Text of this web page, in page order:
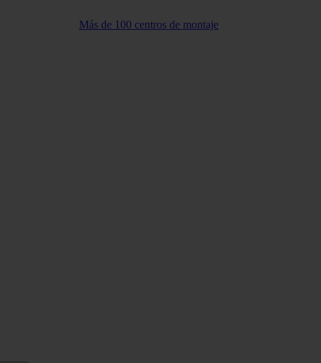
Más de 100 centros de montaje